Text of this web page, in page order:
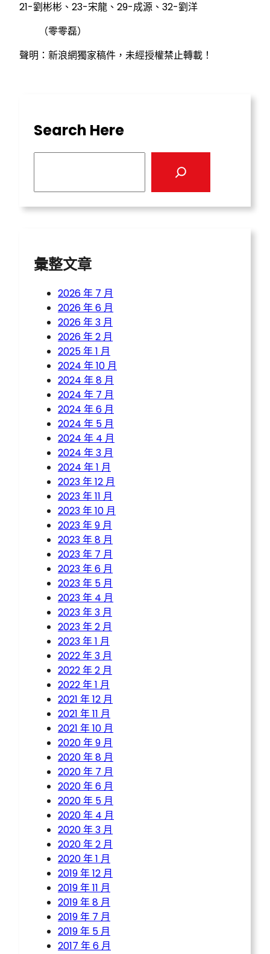
21-劉彬彬、23-宋龍、29-成源、32-劉洋
（零零磊）
聲明：新浪網獨家稿件，未經授權禁止轉載！
Search Here
彙整文章
2026 年 7 月
2026 年 6 月
2026 年 3 月
2026 年 2 月
2025 年 1 月
2024 年 10 月
2024 年 8 月
2024 年 7 月
2024 年 6 月
2024 年 5 月
2024 年 4 月
2024 年 3 月
2024 年 1 月
2023 年 12 月
2023 年 11 月
2023 年 10 月
2023 年 9 月
2023 年 8 月
2023 年 7 月
2023 年 6 月
2023 年 5 月
2023 年 4 月
2023 年 3 月
2023 年 2 月
2023 年 1 月
2022 年 3 月
2022 年 2 月
2022 年 1 月
2021 年 12 月
2021 年 11 月
2021 年 10 月
2020 年 9 月
2020 年 8 月
2020 年 7 月
2020 年 6 月
2020 年 5 月
2020 年 4 月
2020 年 3 月
2020 年 2 月
2020 年 1 月
2019 年 12 月
2019 年 11 月
2019 年 8 月
2019 年 7 月
2019 年 5 月
2017 年 6 月